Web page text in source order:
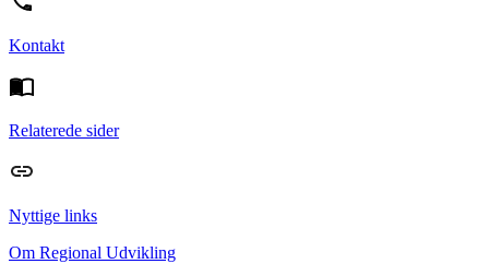
Kontakt
Relaterede sider
Nyttige links
Om Regional Udvikling